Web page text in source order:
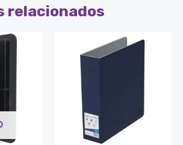
relacionados